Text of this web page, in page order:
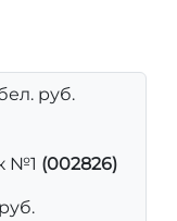
руб.
№1 (002826)